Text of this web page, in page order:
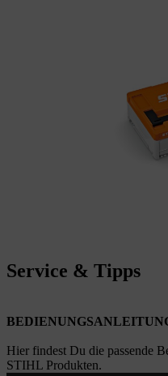
Service & Tipps
Hier findest Du die passende
STIHL Produkten.